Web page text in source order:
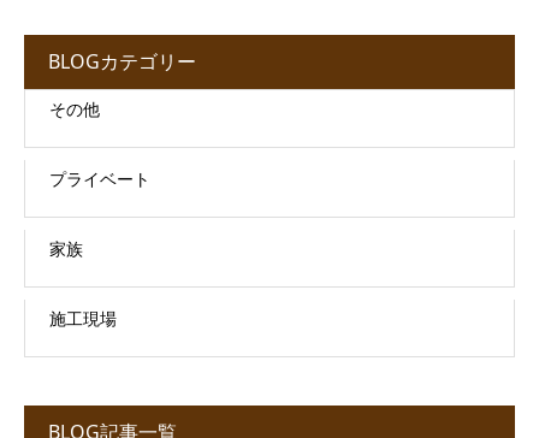
BLOGカテゴリー
その他
プライベート
家族
施工現場
BLOG記事一覧